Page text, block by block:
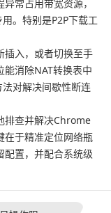
常占用带宽资源，
。特别是P2P下载工
插入，或者切换至手
消除NAT转换表中
对解决间歇性断连
排查并解决Chrome
在于精准定位网络瓶
配置，并配合系统级